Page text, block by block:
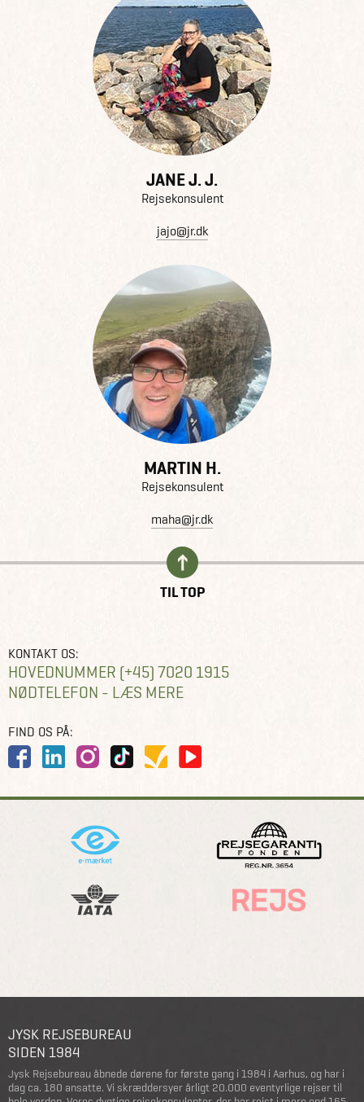
JANE J. J.
Rejsekonsulent
jajo@jr.dk
MARTIN H.
Rejsekonsulent
maha@jr.dk
TIL TOP
KONTAKT OS:
HOVEDNUMMER (+45) 7020 1915
NØDTELEFON - LÆS MERE
FIND OS PÅ:
JYSK REJSEBUREAU
SIDEN 1984
Jysk Rejsebureau åbnede dørene for første gang i 1984 i Aarhus, og har i
dag ca. 180 ansatte. Vi skræddersyer årligt 20.000 eventyrlige rejser til